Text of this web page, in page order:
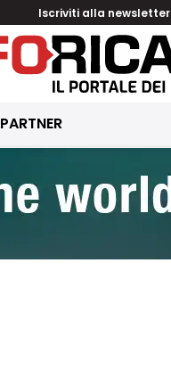
Iscriviti alla newsletter
PARTNER